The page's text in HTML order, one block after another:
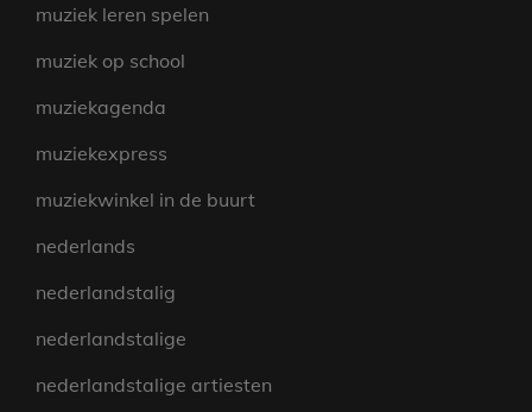
muziek leren spelen
muziek op school
muziekagenda
muziekexpress
muziekwinkel in de buurt
nederlands
nederlandstalig
nederlandstalige
nederlandstalige artiesten